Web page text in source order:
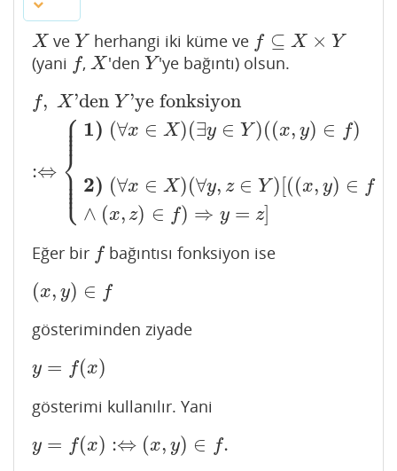
X
X veY
Y herhangi iki küme ve f ⊆ X × Y
f⊆X× Y
(yani f
f , X
X 'den Y
Y 'ye bağıntı) olsun.
f, X'den Y'ye fonksiyon
:⇔
⎧
⎩
⎨
⎪
⎪
⎪
⎪
⎪
⎪⎪⎪
1) (∀x ∈ X)(∃y ∈ Y )((x, y) ∈ f)
2) (∀x ∈ X)(∀y, z ∈ Y ) ((x, y) ∈ f
∧ (x, z) ∈ f) ⇒ y = z]
f, X 'denY'ye fonksiyon:⇔{1)
Eğer bir f
f bağıntısı fonksiyon ise
(x, y) ∈ f
(x,y) ∈f
gösteriminden ziyade
y = f(x)
y= (x)
gösterimi kullanılır. Yani
y = f(x) :⇔ (x, y) ∈ f.
y=f(x ):⇔( x,y)∈f.